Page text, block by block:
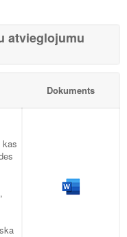
atvieglojumu
Dokuments
kas